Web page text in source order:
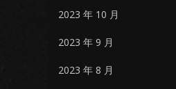
2023 年 10 月
2023 年 9 月
2023 年 8 月